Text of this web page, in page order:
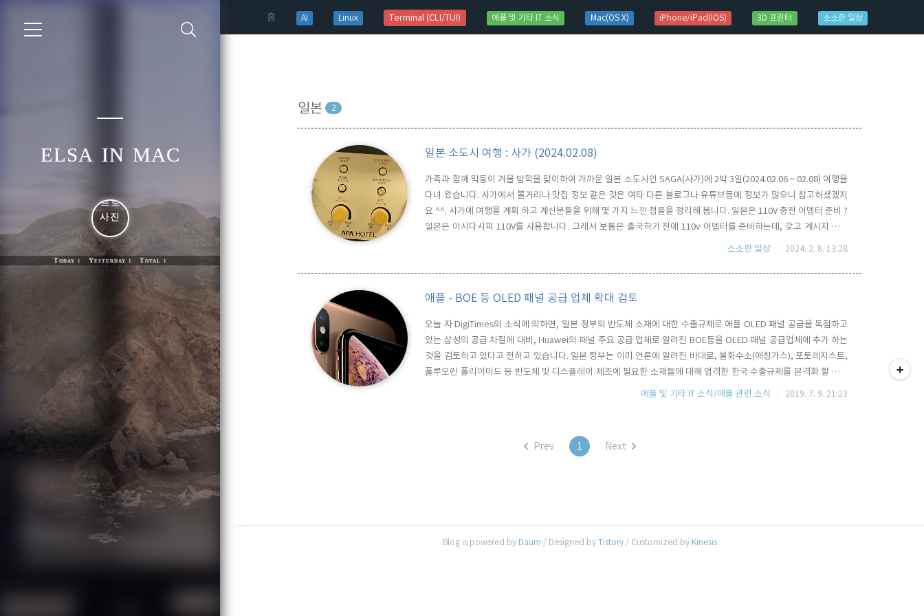
홈(current)
AI Linux Terminal (CLI/TUI) 애플 및 기타 IT 소식 Mac(OS X) iPhone/iPad(IOS) 3D 프린터 소소한 일상
elsa in mac
Today : Yesterday : Total :
일본 2
일본 소도시 여행 : 사가 (2024.02.08)
가족과 함께 막둥이 겨울 방학을 맞이하여 가까운 일본 소도시인 SAGA(사가)에 2박 3일(2024.02.06 ~ 02.08) 여행을
다녀 왔습니다. 사가에서 볼거리나 맛집 정보 같은 것은 여타 다른 블로그나 유튜브등에 정보가 많으니 참고하셨겠지
요 ^^. 사가에 여행을 계획 하고 계신분들을 위해 몇 가지 느낀 점들을 정리해 봅니다. 일본은 110V 충전 어뎁터 준비 ?
일본은 아시다시피 110V를 사용합니다. 그래서 보통은 출국하기 전에 110v 어뎁터를 준비하는데, 갖고 계시지 않다
면 굳이 별도로 구매 하실 필요는 없어 보입니다. 호텔이나, 공항 모두 2A USB-A 충전 포트가 있습니다. 굳이 상전 어
소소한 일상 2024. 2. 8. 13:28
애플 - BOE 등 OLED 패널 공급 업체 확대 검토
오늘 자 DigiTimes의 소식에 의하면, 일본 정부의 반도체 소재에 대한 수출규제로 애플 OLED 패널 공급을 독점하고
있는 삼성의 공급 차질에 대비, Huawei의 패널 주요 공급 업체로 알려진 BOE등을 OLED 패널 공급업체에 추가 하는
것을 검토하고 있다고 전하고 있습니다. 일본 정부는 이미 언론에 알려진 바대로, 불화수소(애칭가스), 포토레지스트,
풀루오린 폴리이미드 등 반도체 및 디스플레이 제조에 필요한 소재들에 대해 엄격한 한국 수출규제를 본격화 할 것임
을 천명하면서, 그 여파가 삼성으로 부터 독점적으로 OLED 패널을 공급받는 애플에게 까지 영향이 갈 것이 우려되고
애플 및 기타 IT 소식/애플 관련 소식 2019. 7. 9. 21:23
Prev 1 Next
Blog is powered by Daum / Designed by Tistory/ Customized by Kinesis
티스토리툴바